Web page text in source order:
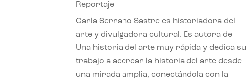
Reportaje
Carla Serrano Sastre es historiadora del
arte y divulgadora cultural. Es autora de
Una historia del arte muy rápida y dedica su
trabajo a acercar la historia del arte desde
una mirada amplia, conectándola con la